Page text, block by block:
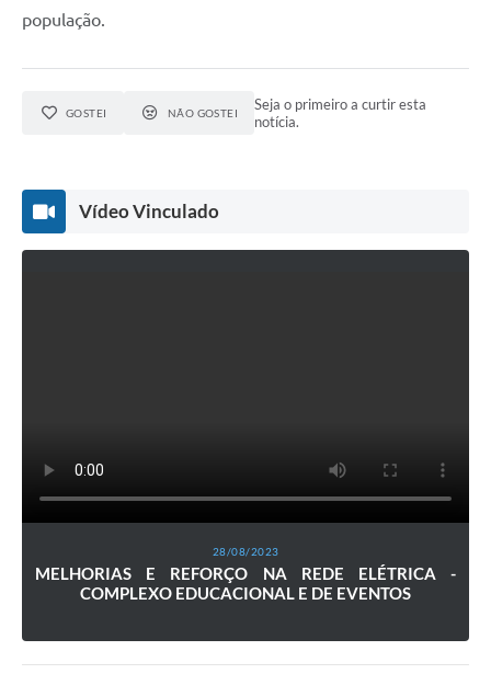
população.
GOSTEI NÃO GOSTEI
Seja o primeiro a curtir esta
notícia.
Vídeo Vinculado
28/08/2023
MELHORIAS E REFORÇO NA REDE ELÉTRICA -
COMPLEXO EDUCACIONAL E DE EVENTOS